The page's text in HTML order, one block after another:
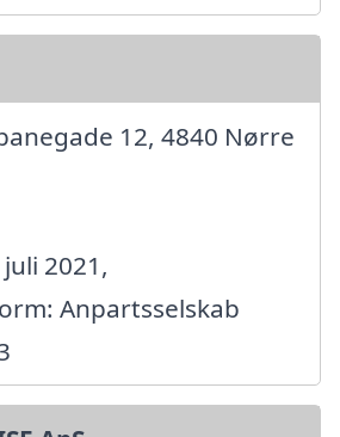
12, 4840 Nørre
2021,
Anpartsselskab